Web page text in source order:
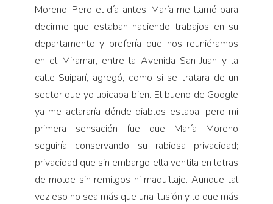
Moreno. Pero el día antes, María me llamó para
decirme que estaban haciendo trabajos en su
departamento y prefería que nos reuniéramos
en el Miramar, entre la Avenida San Juan y la
calle Suiparí, agregó, como si se tratara de un
sector que yo ubicaba bien. El bueno de Google
ya me aclararía dónde diablos estaba, pero mi
primera sensación fue que María Moreno
seguiría conservando su rabiosa privacidad;
privacidad que sin embargo ella ventila en letras
de molde sin remilgos ni maquillaje. Aunque tal
vez eso no sea más que una ilusión y lo que más